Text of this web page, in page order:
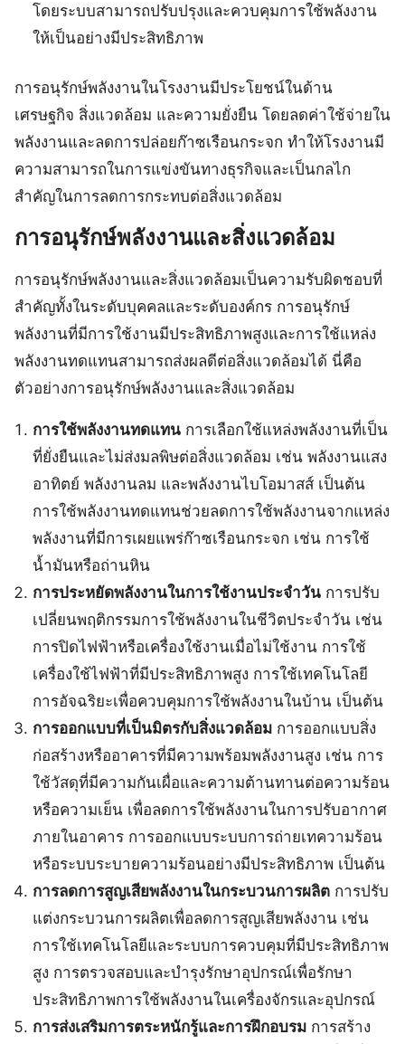
โดยระบบสามารถปรับปรุงและควบคุมการใช้พลังงาน
ให้เป็นอย่างมีประสิทธิภาพ
การอนุรักษ์พลังงานในโรงงานมีประโยชน์ในด้าน
เศรษฐกิจ สิ่งแวดล้อม และความยั่งยืน โดยลดค่าใช้จ่ายใน
พลังงานและลดการปล่อยก๊าซเรือนกระจก ทำให้โรงงานมี
ความสามารถในการแข่งขันทางธุรกิจและเป็นกลไก
สำคัญในการลดการกระทบต่อสิ่งแวดล้อม
การอนุรักษ์พลังงานและสิ่งแวดล้อม
การอนุรักษ์พลังงานและสิ่งแวดล้อมเป็นความรับผิดชอบที่
สำคัญทั้งในระดับบุคคลและระดับองค์กร การอนุรักษ์
พลังงานที่มีการใช้งานมีประสิทธิภาพสูงและการใช้แหล่ง
พลังงานทดแทนสามารถส่งผลดีต่อสิ่งแวดล้อมได้ นี่คือ
ตัวอย่างการอนุรักษ์พลังงานและสิ่งแวดล้อม
การใช้พลังงานทดแทน การเลือกใช้แหล่งพลังงานที่เป็น
ที่ยั่งยืนและไม่ส่งมลพิษต่อสิ่งแวดล้อม เช่น พลังงานแสง
อาทิตย์ พลังงานลม และพลังงานไบโอมาสส์ เป็นต้น
การใช้พลังงานทดแทนช่วยลดการใช้พลังงานจากแหล่ง
พลังงานที่มีการเผยแพร่ก๊าซเรือนกระจก เช่น การใช้
น้ำมันหรือถ่านหิน
การประหยัดพลังงานในการใช้งานประจำวัน การปรับ
เปลี่ยนพฤติกรรมการใช้พลังงานในชีวิตประจำวัน เช่น
การปิดไฟฟ้าหรือเครื่องใช้งานเมื่อไม่ใช้งาน การใช้
เครื่องใช้ไฟฟ้าที่มีประสิทธิภาพสูง การใช้เทคโนโลยี
การอัจฉริยะเพื่อควบคุมการใช้พลังงานในบ้าน เป็นต้น
การออกแบบที่เป็นมิตรกับสิ่งแวดล้อม การออกแบบสิ่ง
ก่อสร้างหรืออาคารที่มีความพร้อมพลังงานสูง เช่น การ
ใช้วัสดุที่มีความกันเผื่อและความต้านทานต่อความร้อน
หรือความเย็น เพื่อลดการใช้พลังงานในการปรับอากาศ
ภายในอาคาร การออกแบบระบบการถ่ายเทความร้อน
หรือระบบระบายความร้อนอย่างมีประสิทธิภาพ เป็นต้น
การลดการสูญเสียพลังงานในกระบวนการผลิต การปรับ
แต่งกระบวนการผลิตเพื่อลดการสูญเสียพลังงาน เช่น
การใช้เทคโนโลยีและระบบการควบคุมที่มีประสิทธิภาพ
สูง การตรวจสอบและบำรุงรักษาอุปกรณ์เพื่อรักษา
ประสิทธิภาพการใช้พลังงานในเครื่องจักรและอุปกรณ์
การส่งเสริมการตระหนักรู้และการฝึกอบรม การสร้าง